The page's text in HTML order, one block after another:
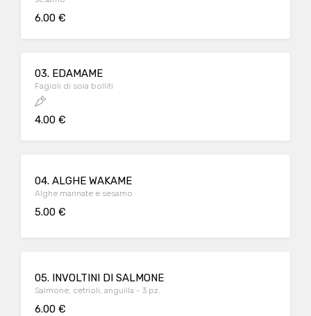
6.00 €
03. EDAMAME
Fagioli di soia bolliti
4.00 €
04. ALGHE WAKAME
Alghe marinate e sesamo
5.00 €
05. INVOLTINI DI SALMONE
Salmone, cetrioli, anguilla - 3 pz.
6.00 €